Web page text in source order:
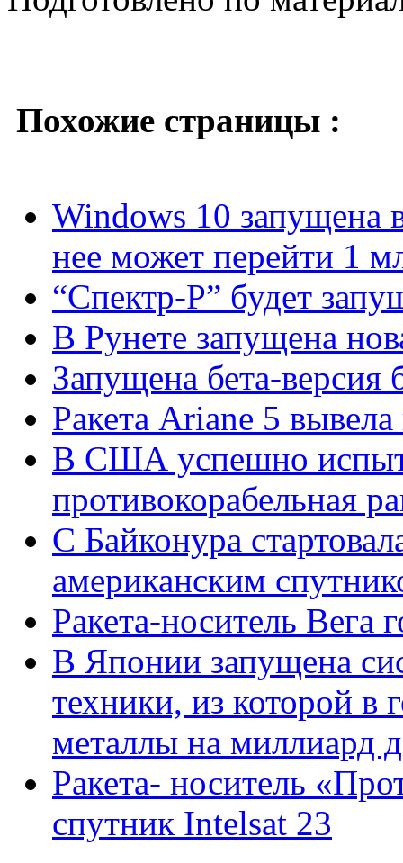
Похожие страницы :
Windows 10 запущена
нее может перейти 1
“Спектр-Р” будет
В Рунете запущена
Запущена бета-версия
Ракета Ariane 5
В США успешно
противокорабельная
С Байконура
американским
Ракета-носитель Вега
В Японии запущена
техники, из которой в
металлы на миллиард
Ракета- носитель
спутник Intelsat 23